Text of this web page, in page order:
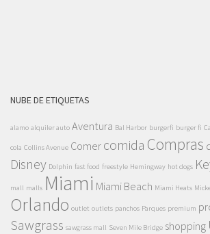
NUBE DE ETIQUETAS
alamo alquiler auto Aventura Bal Harbor burgerfi burger fi
cola Collins Avenue Comer comida Compras
Disney Dolphin fast food freestyle Hemingway hot dogs
mall malls Miami Miami Beach Miami Heats
Orlando outlet outlets panchos Parques premium
Sawgrass sawgrass mall Seven Mile Bridge shopping